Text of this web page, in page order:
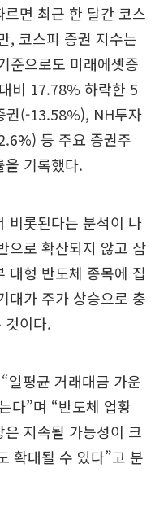
면 최근 한 달간 코스
, 코스피 증권 지수는
준으로도 미래에셋증
비 17.78% 하락한 5
권(-13.58%), NH투자
등 주요 증권주
을 기록했다.
비롯된다는 분석이 나
으로 확산되지 않고 삼
대형 반도체 종목에 집
대가 주가 상승으로 충
것이다.
일평균 거래대금 가운
다”며 “반도체 업황
지속될 가능성이 크
확대될 수 있다”고 분